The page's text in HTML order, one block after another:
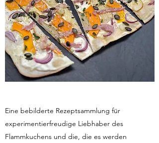
Eine bebilderte Rezeptsammlung für
experimentierfreudige Liebhaber des
Flammkuchens und die, die es werden